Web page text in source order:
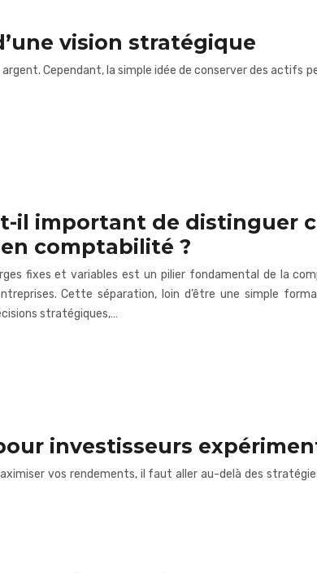
vision stratégique
Cependant, la simple idée de conserver des actifs
il important de distinguer
comptabilité ?
fixes et variables est un pilier fondamental de la
Cette séparation, loin d’être une simple
stratégiques,…
investisseurs
vos rendements, il faut aller au-delà des